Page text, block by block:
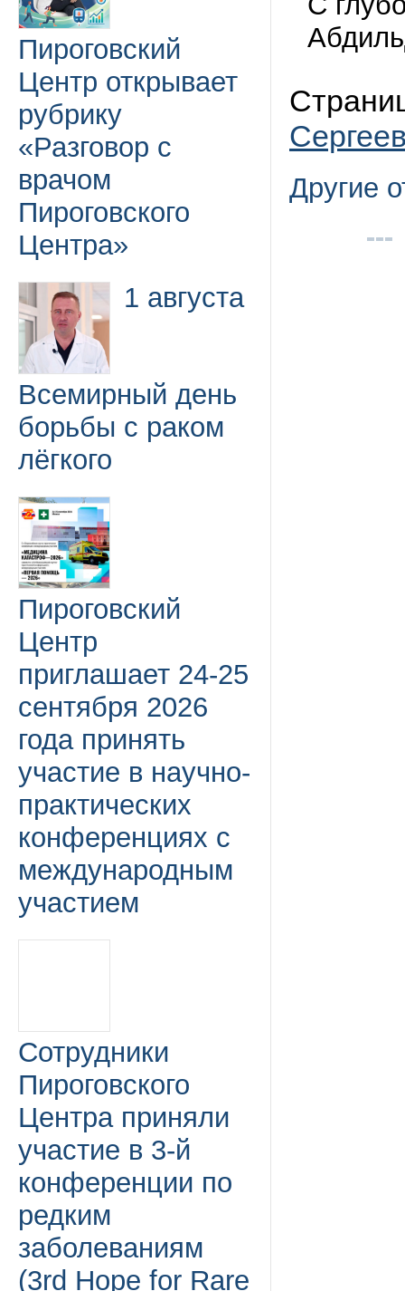
Пироговский
Центр открывает
рубрику
«Разговор с
врачом
Пироговского
Центра»
1 августа
Всемирный день
борьбы с раком
лёгкого
Пироговский
Центр
приглашает 24-25
сентября 2026
года принять
участие в научно-
практических
конференциях с
международным
участием
Сотрудники
Пироговского
Центра приняли
участие в 3-й
конференции по
редким
заболеваниям
(3rd Hope for Rare
Другие